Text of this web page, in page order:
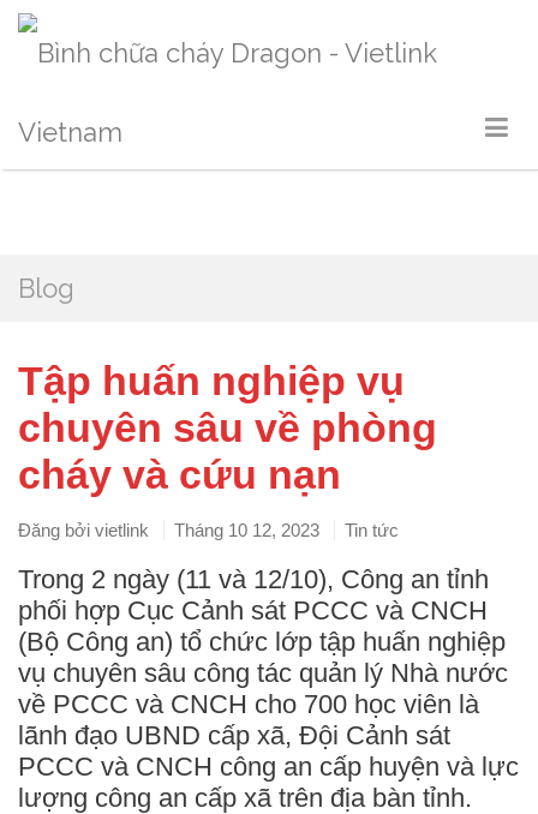
Blog
Tập huấn nghiệp vụ
chuyên sâu về phòng
cháy và cứu nạn
Đăng bởi vietlink Tháng 10 12, 2023 Tin tức
Trong 2 ngày (11 và 12/10), Công an tỉnh
phối hợp Cục Cảnh sát PCCC và CNCH
(Bộ Công an) tổ chức lớp tập huấn nghiệp
vụ chuyên sâu công tác quản lý Nhà nước
về PCCC và CNCH cho 700 học viên là
lãnh đạo UBND cấp xã, Đội Cảnh sát
PCCC và CNCH công an cấp huyện và lực
lượng công an cấp xã trên địa bàn tỉnh.